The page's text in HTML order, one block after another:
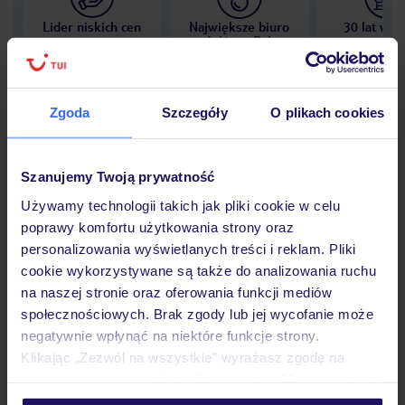
Zgoda Szczegóły O plikach cookies
Szanujemy Twoją prywatność
Używamy technologii takich jak pliki cookie w celu
poprawy komfortu użytkowania strony oraz
personalizowania wyświetlanych treści i reklam. Pliki
cookie wykorzystywane są także do analizowania ruchu
na naszej stronie oraz oferowania funkcji mediów
społecznościowych. Brak zgody lub jej wycofanie może
negatywnie wpłynąć na niektóre funkcje strony.
Klikając „Zezwól na wszystkie” wyrażasz zgodę na
personalizować swój wybór wchodząc w zakładkę
Lider niskich cen
Największe biuro
podróży w Polsce
30 lat w
Opinie
Pokoje
Wyżywienie